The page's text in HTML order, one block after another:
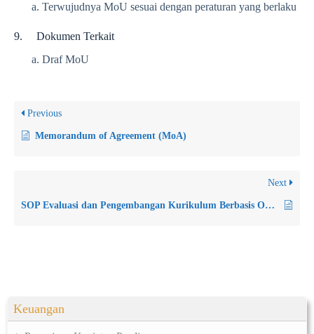
Keuangan
Terwujudnya MoU sesuai dengan peraturan yang berlaku
9. Dokumen Terkait
Draf MoU
Previous
Memorandum of Agreement (MoA)
Next
SOP Evaluasi dan Pengembangan Kurikulum Berbasis Outcome Based Education (OBE)